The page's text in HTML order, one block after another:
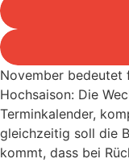
November bedeutet
Hochsaison: Die
Terminkalender,
gleichzeitig soll die
kommt, dass bei